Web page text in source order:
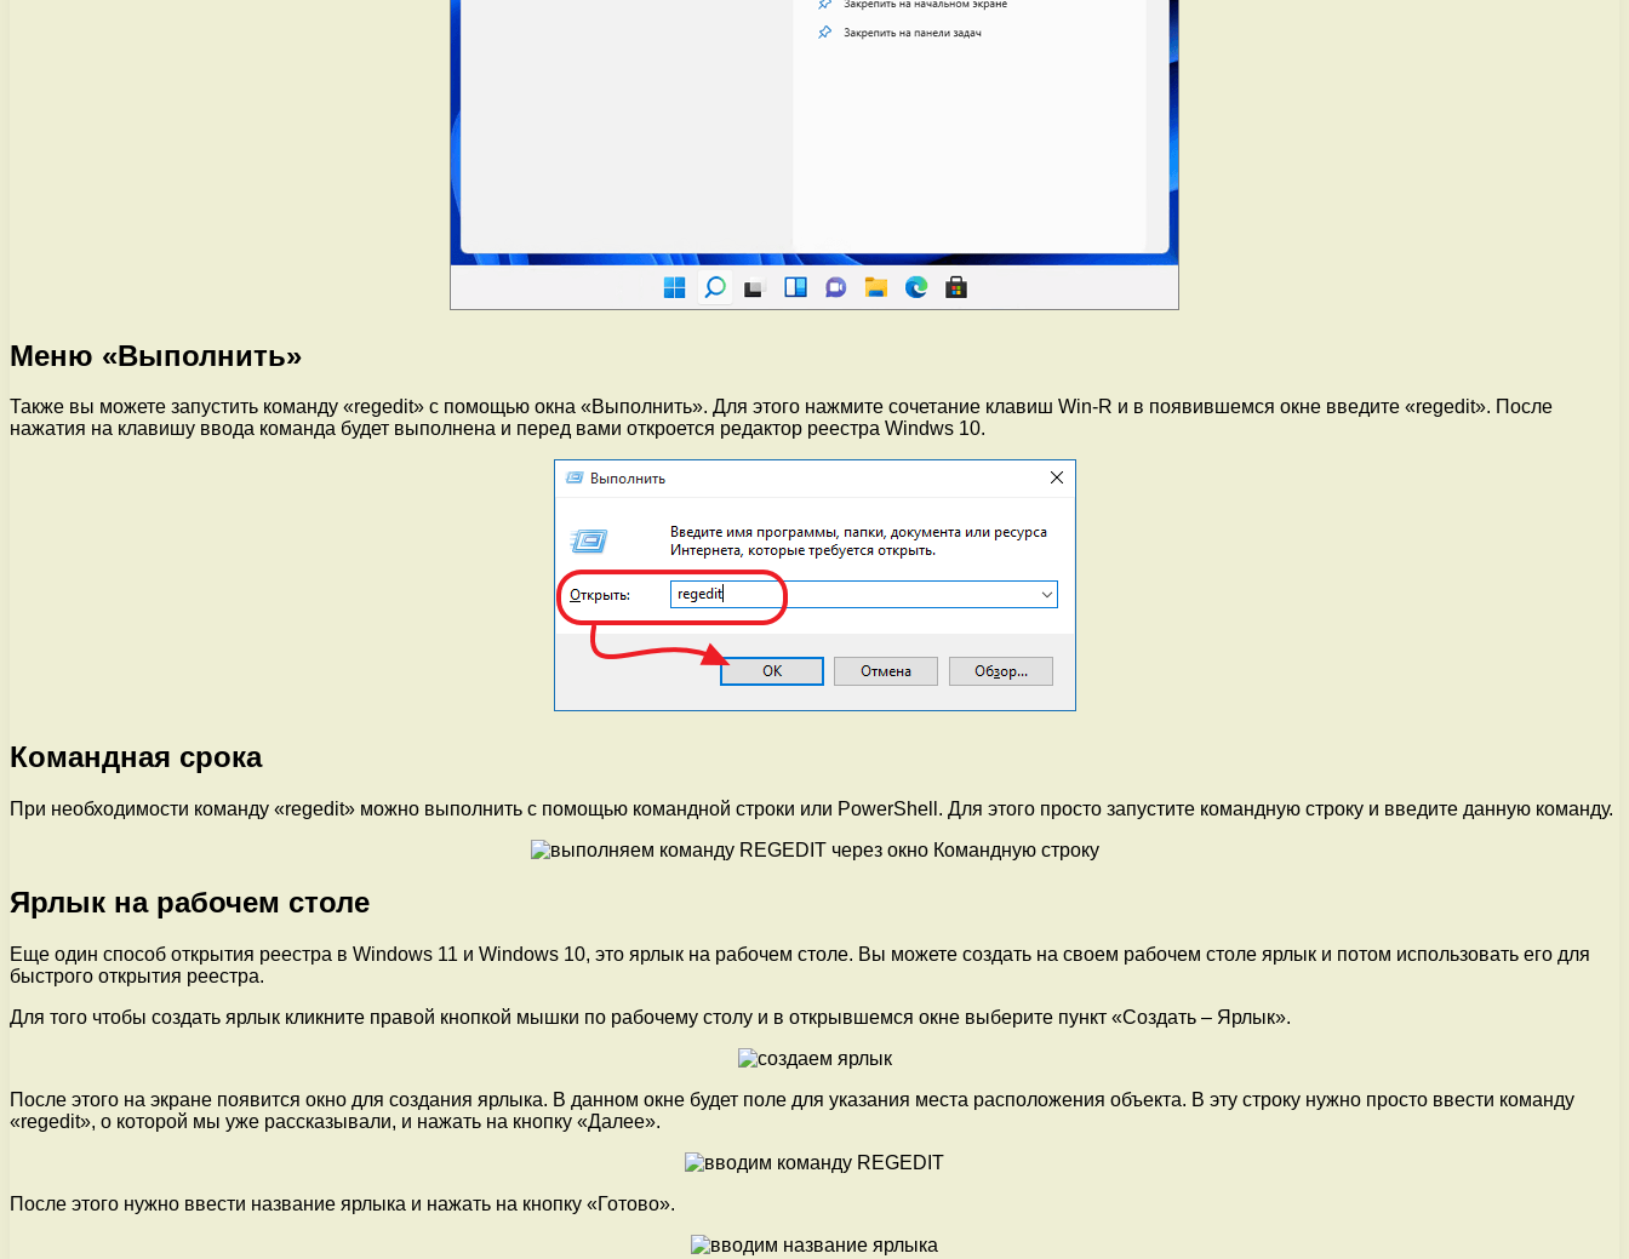
Меню «Выполнить»
Также вы можете запустить команду «regedit» с помощью окна «Выполнить». Для этого нажмите сочетание клавиш Win-R и в появившемся окне введите «regedit». После
нажатия на клавишу ввода команда будет выполнена и перед вами откроется редактор реестра Windws 10.
Командная срока
При необходимости команду «regedit» можно выполнить с помощью командной строки или PowerShell. Для этого просто запустите командную строку и введите данную команду.
Ярлык на рабочем столе
Еще один способ открытия реестра в Windows 11 и Windows 10, это ярлык на рабочем столе. Вы можете создать на своем рабочем столе ярлык и потом использовать его для
быстрого открытия реестра.
Для того чтобы создать ярлык кликните правой кнопкой мышки по рабочему столу и в открывшемся окне выберите пункт «Создать – Ярлык».
После этого на экране появится окно для создания ярлыка. В данном окне будет поле для указания места расположения объекта. В эту строку нужно просто ввести команду
«regedit», о которой мы уже рассказывали, и нажать на кнопку «Далее».
После этого нужно ввести название ярлыка и нажать на кнопку «Готово».